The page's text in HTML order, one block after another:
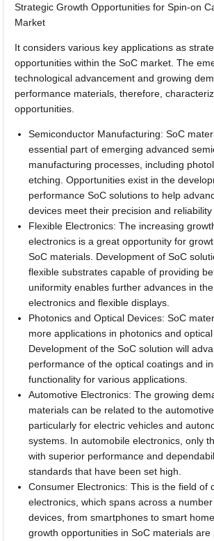
Strategic Growth Opportunities for Spin-on
Market
It considers various key applications as
opportunities within the SoC market. The
technological advancement and growing
performance materials, therefore,
opportunities.
Semiconductor Manufacturing: SoC
essential part of emerging advanced
manufacturing processes, including
etching. Opportunities exist in the
performance SoC solutions to help
devices meet their precision and reliability
Flexible Electronics: The increasing
electronics is a great opportunity for
SoC materials. Development of SoC
flexible substrates capable of providing
uniformity enables further advances in
electronics and flexible displays.
Photonics and Optical Devices: SoC
more applications in photonics and optical
Development of the SoC solution will
performance of the optical coatings and
functionality for various applications.
Automotive Electronics: The growing
materials can be related to the
particularly for electric vehicles and
systems. In automobile electronics, only
with superior performance and
standards that have been set high.
Consumer Electronics: This is the field of
electronics, which spans across a
devices, from smartphones to smart
growth opportunities in SoC materials are